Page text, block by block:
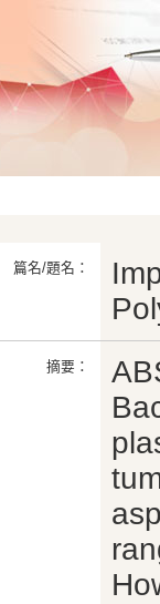
篇名/題名：
摘要：